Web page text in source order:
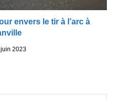
envers le tir à l’arc à
2023